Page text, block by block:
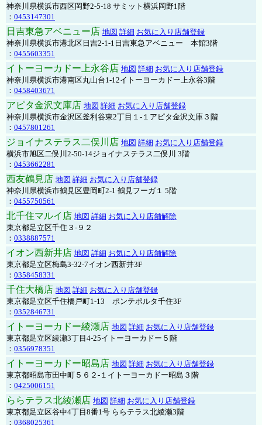
神奈川県横浜市西区岡野2-5-18 サミット横浜岡野1階
： 0453147301
日吉東急アベニュー店 地図 詳細 お気に入り店舗登録
神奈川県横浜市港北区日吉2-1-1日吉東急アベニュー 本館3階
： 0455603351
イトーヨーカドー上永谷店 地図 詳細 お気に入り店舗登録
神奈川県横浜市港南区丸山台1-12イトーヨーカドー上永谷3階
： 0458403671
アピタ金沢文庫店 地図 詳細 お気に入り店舗登録
神奈川県横浜市金沢区釜利谷東2丁目１-１アピタ金沢文庫３階
： 0457801261
ジョイナステラス二俣川店 地図 詳細 お気に入り店舗登録
横浜市旭区二俣川2-50-14ジョイナステラス二俣川 3階
： 0453662281
西友鶴見店 地図 詳細 お気に入り店舗登録
神奈川県横浜市鶴見区豊岡町2-1 鶴見フーガ１ 5階
： 0455750561
北千住マルイ店 地図 詳細 お気に入り店舗解除
東京都足立区千住３-９２
： 0338887571
イオン西新井店 地図 詳細 お気に入り店舗解除
東京都足立区梅島3-32-7イオン西新井3F
： 0358458331
千住大橋店 地図 詳細 お気に入り店舗登録
東京都足立区千住橋戸町1-13 ポンテポルタ千住3F
： 0352846731
イトーヨーカドー綾瀬店 地図 詳細 お気に入り店舗登録
東京都足立区綾瀬3丁目4-25イトーヨーカドー５階
： 0356978351
イトーヨーカドー昭島店 地図 詳細 お気に入り店舗登録
東京都昭島市田中町５６２-１イトーヨーカドー昭島３階
： 0425006151
ららテラス北綾瀬店 地図 詳細 お気に入り店舗登録
東京都足立区谷中4丁目8番1号 ららテラス北綾瀬3階
： 0368025361